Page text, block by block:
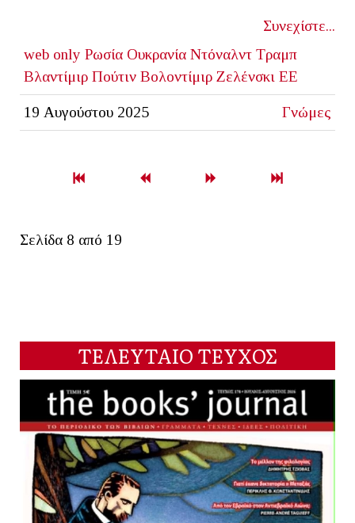
Συνεχίστε...
web only Ρωσία Ουκρανία Ντόναλντ Τραμπ
Βλαντίμιρ Πούτιν Βολοντίμιρ Ζελένσκι ΕΕ
19 Αυγούστου 2025 Γνώμες
Σελίδα 8 από 19
ΤΕΛΕΥΤΑΙΟ ΤΕΥΧΟΣ